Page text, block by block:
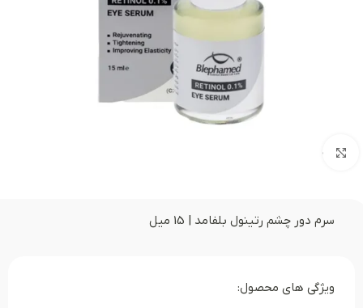
بزرگنمایی تصویر
سرم دور چشم رتینول بلفامد | 15 میل
ویژگی های محصول: